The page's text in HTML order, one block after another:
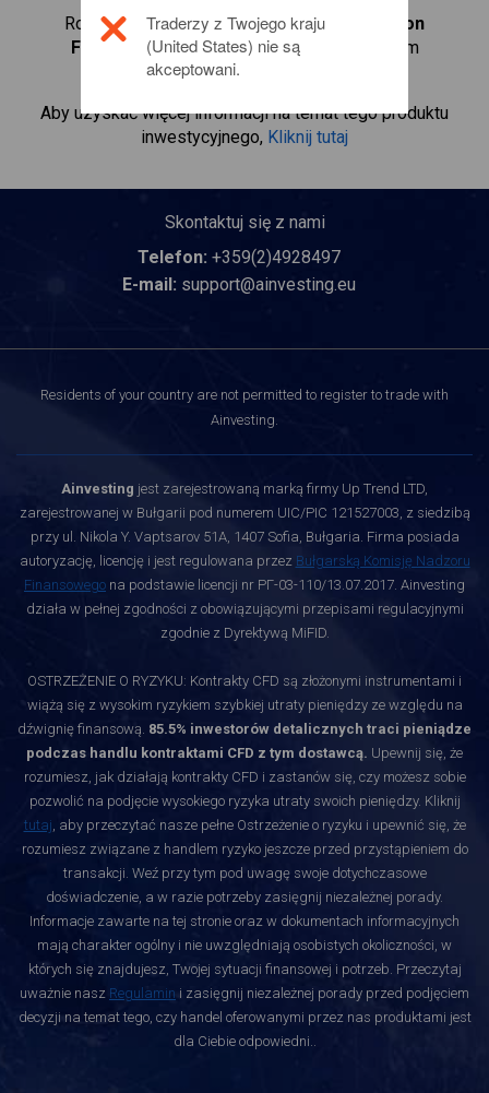
Rozpocznij handel kontraktami CFD w
Direxion
Financial Bearz niskimi spreadami i szybkim
wykonaniem.
Aby uzyskać więcej informacji na temat tego produktu
inwestycyjnego, Kliknij tutaj
Skontaktuj się z nami
Telefon: +359(2)4928497
E-mail: support@ainvesting.eu
Residents of your country are not permitted to register to trade with
Ainvesting.
Ainvesting jest zarejestrowaną marką firmy Up Trend LTD,
zarejestrowanej w Bułgarii pod numerem UIC/PIC 121527003, z siedzibą
przy ul. Nikola Y. Vaptsarov 51A, 1407 Sofia, Bułgaria. Firma posiada
autoryzację, licencję i jest regulowana przez Bułgarską Komisję Nadzoru
Finansowego na podstawie licencji nr РГ-03-110/13.07.2017. Ainvesting
działa w pełnej zgodności z obowiązującymi przepisami regulacyjnymi
zgodnie z Dyrektywą MiFID.
OSTRZEŻENIE O RYZYKU: Kontrakty CFD są złożonymi instrumentami i
wiążą się z wysokim ryzykiem szybkiej utraty pieniędzy ze względu na
dźwignię finansową. 85.5% inwestorów detalicznych traci pieniądze
podczas handlu kontraktami CFD z tym dostawcą. Upewnij się, że
rozumiesz, jak działają kontrakty CFD i zastanów się, czy możesz sobie
pozwolić na podjęcie wysokiego ryzyka utraty swoich pieniędzy. Kliknij
tutaj, aby przeczytać nasze pełne Ostrzeżenie o ryzyku i upewnić się, że
rozumiesz związane z handlem ryzyko jeszcze przed przystąpieniem do
transakcji. Weź przy tym pod uwagę swoje dotychczasowe
doświadczenie, a w razie potrzeby zasięgnij niezależnej porady.
Informacje zawarte na tej stronie oraz w dokumentach informacyjnych
mają charakter ogólny i nie uwzględniają osobistych okoliczności, w
których się znajdujesz, Twojej sytuacji finansowej i potrzeb. Przeczytaj
uważnie nasz Regulamin i zasięgnij niezależnej porady przed podjęciem
decyzji na temat tego, czy handel oferowanymi przez nas produktami jest
dla Ciebie odpowiedni..
Traderzy z Twojego kraju
(United States) nie są
akceptowani.